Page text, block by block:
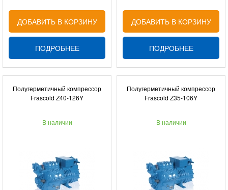
ДОБАВИТЬ В КОРЗИНУ
ПОДРОБНЕЕ
ДОБАВИТЬ В КОРЗИНУ
ПОДРОБНЕЕ
Полугерметичный компрессор
Frascold Z40-126Y
В наличии
Полугерметичный компрессор
Frascold Z35-106Y
В наличии